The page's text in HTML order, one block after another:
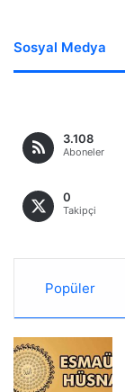
Sosyal Medya
3.108
Aboneler
0
Takipçi
Popüler